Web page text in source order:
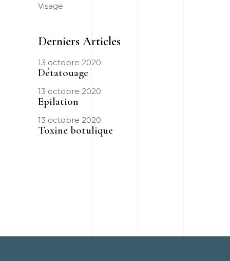
Visage
Derniers Articles
13 octobre 2020
Détatouage
13 octobre 2020
Epilation
13 octobre 2020
Toxine botulique